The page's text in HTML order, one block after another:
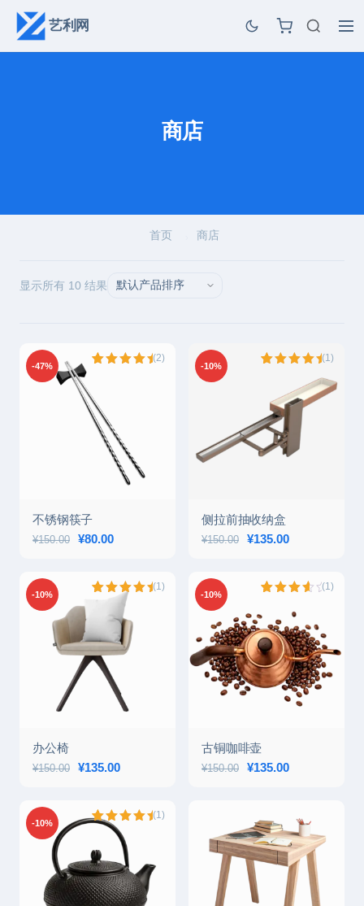
艺利网
商店
首页 商店
显示所有 10 结果
-47%
不锈钢筷子
位客户进
行了评价
(2)
¥150.00 原价为：¥150.00。
¥80.00当前价格为：¥80.00。
-10%
侧拉前抽收纳盒
/ 5，已有
位客户进
行了评价
(1)
¥150.00 原价为：¥150.00。
¥135.00当前价格为：
-10%
办公椅
评级 5.00
/ 5，已有
1
位客户进
行了评价
(1)
¥150.00 原价为：¥150.00。
¥135.00当前价格为：¥135.00。
-10%
古铜咖啡壶
4.00
/
5，已有
位客户
进行了
评价
(1)
¥150.00 原价为：¥150.00。
¥135.00当前价格为：
-10%
评级
/ 5，已有
位客户进
行了评价
(1)